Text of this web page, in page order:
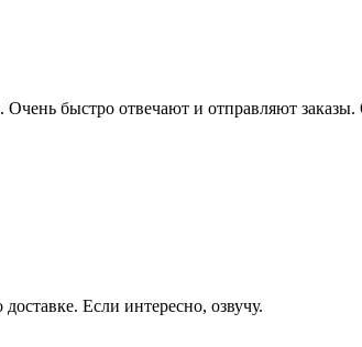
быстро отвечают и отправляют
Если интересно, озвучу.